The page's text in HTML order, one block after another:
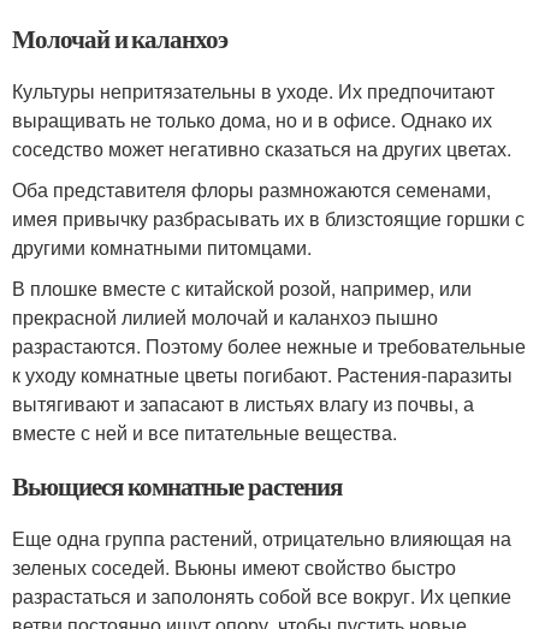
Молочай и каланхоэ
Культуры непритязательны в уходе. Их предпочитают
выращивать не только дома, но и в офисе. Однако их
соседство может негативно сказаться на других цветах.
Оба представителя флоры размножаются семенами,
имея привычку разбрасывать их в близстоящие горшки с
другими комнатными питомцами.
В плошке вместе с китайской розой, например, или
прекрасной лилией молочай и каланхоэ пышно
разрастаются. Поэтому более нежные и требовательные
к уходу комнатные цветы погибают. Растения-паразиты
вытягивают и запасают в листьях влагу из почвы, а
вместе с ней и все питательные вещества.
Вьющиеся комнатные растения
Еще одна группа растений, отрицательно влияющая на
зеленых соседей. Вьюны имеют свойство быстро
разрастаться и заполонять собой все вокруг. Их цепкие